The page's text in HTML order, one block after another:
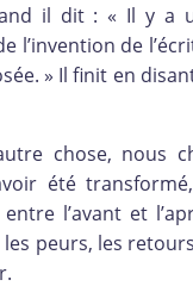
il dit : « Il y a
l’invention de
» Il finit en
chose, nous
été
l’avant et
peurs, les